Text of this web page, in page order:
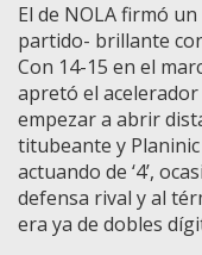
El de NOLA firmó
partido- brillante
Con 14-15 en el
apretó el acelerador
empezar a abrir
titubeante y
actuando de ‘4’,
defensa rival y al
era ya de dobles